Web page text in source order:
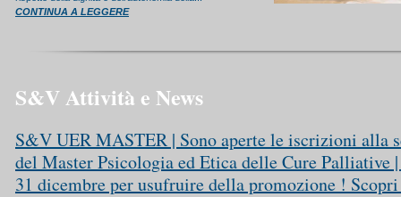
CONTINUA A LEGGERE
S&V Attività e News
S&V UER MASTER | Sono aperte le iscrizioni alla
del Master Psicologia ed Etica delle Cure
31 dicembre per usufruire della promozione !